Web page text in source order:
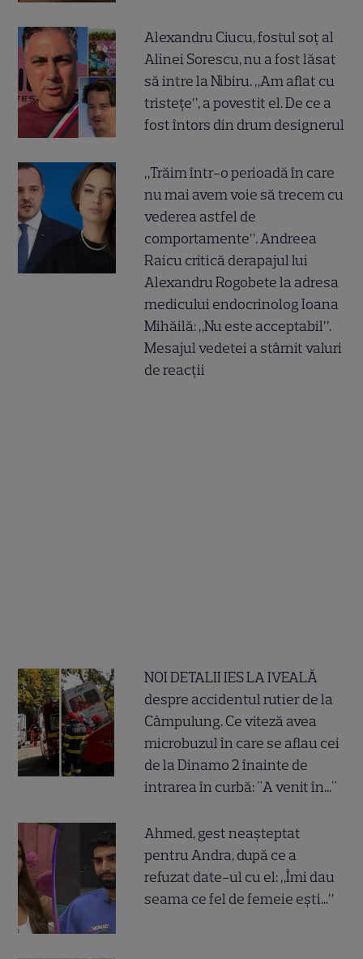
Alexandru Ciucu, fostul soț al
Alinei Sorescu, nu a fost lăsat
să intre la Nibiru. „Am aflat cu
tristețe”, a povestit el. De ce a
fost întors din drum designerul
„Trăim într-o perioadă în care
nu mai avem voie să trecem cu
vederea astfel de
comportamente”. Andreea
Raicu critică derapajul lui
Alexandru Rogobete la adresa
medicului endocrinolog Ioana
Mihăilă: „Nu este acceptabil”.
Mesajul vedetei a stârnit valuri
de reacții
NOI DETALII IES LA IVEALĂ
despre accidentul rutier de la
Câmpulung. Ce viteză avea
microbuzul în care se aflau cei
de la Dinamo 2 înainte de
intrarea în curbă: "A venit în..."
Ahmed, gest neașteptat
pentru Andra, după ce a
refuzat date-ul cu el: „Îmi dau
seama ce fel de femeie ești...”